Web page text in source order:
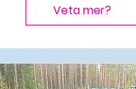
Veta mer?